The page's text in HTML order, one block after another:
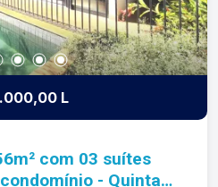
L
com 03 suítes
- Quintas